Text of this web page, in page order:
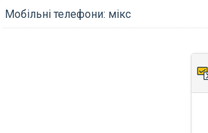
Мобільні телефони: мікс